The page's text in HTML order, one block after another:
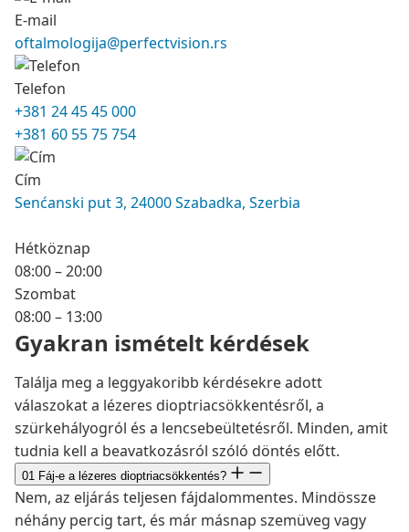
E-mail
oftalmologija@perfectvision.rs
Telefon
+381 24 45 45 000
+381 60 55 75 754
Cím
Senćanski put 3, 24000 Szabadka, Szerbia
Hétköznap
08:00 – 20:00
Szombat
08:00 – 13:00
Gyakran ismételt kérdések
Találja meg a leggyakoribb kérdésekre adott
válaszokat a lézeres dioptriacsökkentésről, a
szürkehályogról és a lencsebeültetésről. Minden, amit
tudnia kell a beavatkozásról szóló döntés előtt.
01 Fáj-e a lézeres dioptriacsökkentés?
Nem, az eljárás teljesen fájdalommentes. Mindössze
néhány percig tart, és már másnap szemüveg vagy